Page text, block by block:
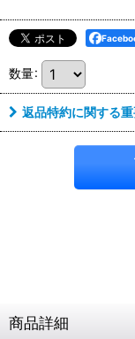
数量:
返品特約に関する
商品詳細